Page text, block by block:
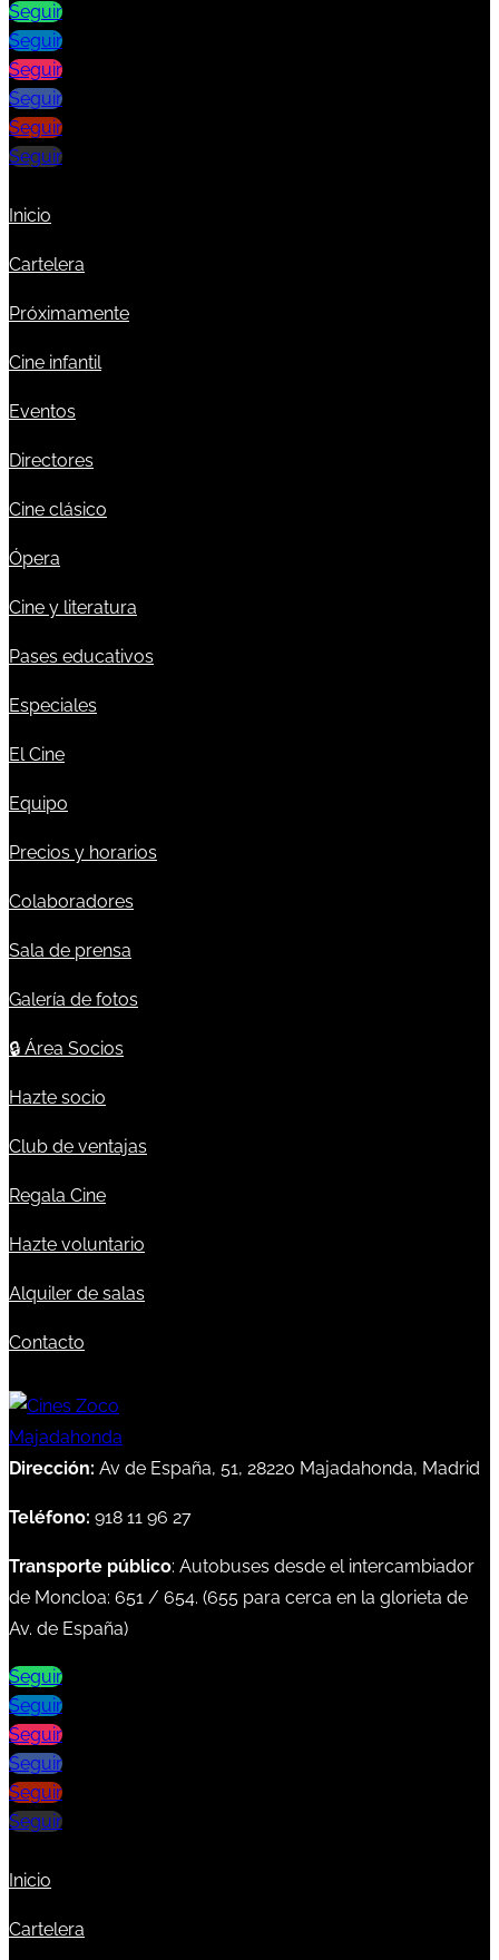
Seguir
Seguir
Seguir
Seguir
Seguir
Seguir
Inicio
Cartelera
Próximamente
Cine infantil
Eventos
Directores
Cine clásico
Ópera
Cine y literatura
Pases educativos
Especiales
El Cine
Equipo
Precios y horarios
Colaboradores
Sala de prensa
Galería de fotos
🔒 Área Socios
Hazte socio
Club de ventajas
Regala Cine
Hazte voluntario
Alquiler de salas
Contacto
Dirección: Av de España, 51, 28220 Majadahonda, Madrid
Teléfono: 918 11 96 27
Transporte público: Autobuses desde el intercambiador
de Moncloa: 651 / 654. (655 para cerca en la glorieta de
Av. de España)
Seguir
Seguir
Seguir
Seguir
Seguir
Seguir
Inicio
Cartelera